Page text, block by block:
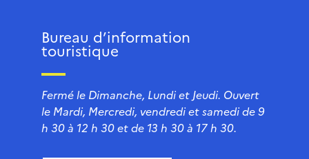
Bureau d’information
touristique
Fermé le Dimanche, Lundi et Jeudi. Ouvert
le Mardi, Mercredi, vendredi et samedi de 9
h 30 à 12 h 30 et de 13 h 30 à 17 h 30.